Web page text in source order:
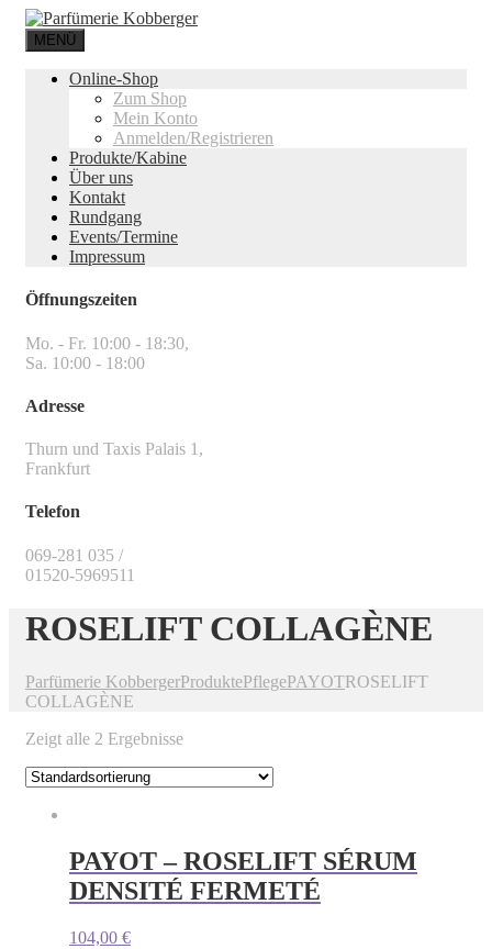
MENÜ
Online-Shop
Zum Shop
Mein Konto
Anmelden/Registrieren
Produkte/Kabine
Über uns
Kontakt
Rundgang
Events/Termine
Impressum
Öffnungszeiten
Mo. - Fr. 10:00 - 18:30,
Sa. 10:00 - 18:00
Adresse
Thurn und Taxis Palais 1,
Frankfurt
Telefon
069-281 035 /
01520-5969511
ROSELIFT COLLAGÈNE
Parfümerie KobbergerProduktePflegePAYOTROSELIFT
COLLAGÈNE
Zeigt alle 2 Ergebnisse
PAYOT – ROSELIFT SÉRUM
DENSITÉ FERMETÉ
104,00 €